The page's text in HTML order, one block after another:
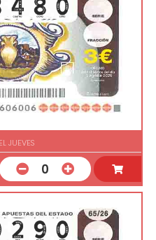
JUEVES
0